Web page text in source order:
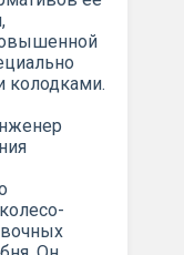
колодками.